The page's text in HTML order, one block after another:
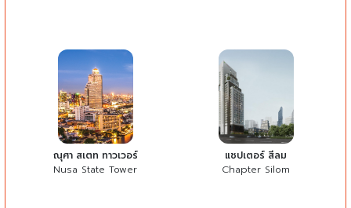
ณุศา สเตท ทาวเวอร์
Nusa State Tower
แชปเตอร์ สีลม
Chapter Silom